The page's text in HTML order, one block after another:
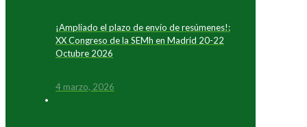
¡Ampliado el plazo de envío de resúmenes!:
XX Congreso de la SEMh en Madrid 20-22
Octubre 2026
4 marzo, 2026